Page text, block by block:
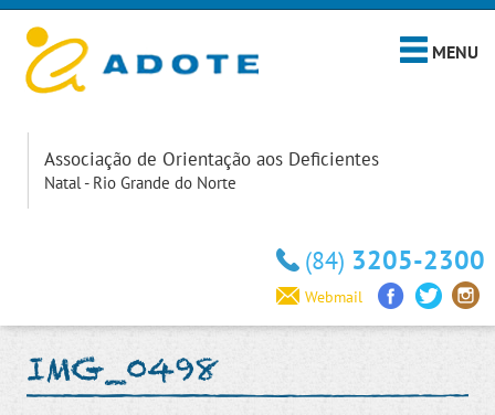
MENU
Associação de Orientação aos Deficientes
Natal - Rio Grande do Norte
(84) 3205-2300
Webmail
IMG_0498